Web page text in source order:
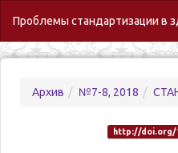
Проблемы стандартизации в
Архив №7-8, 2018 СТАНДАРТЫ И
http://doi.org/